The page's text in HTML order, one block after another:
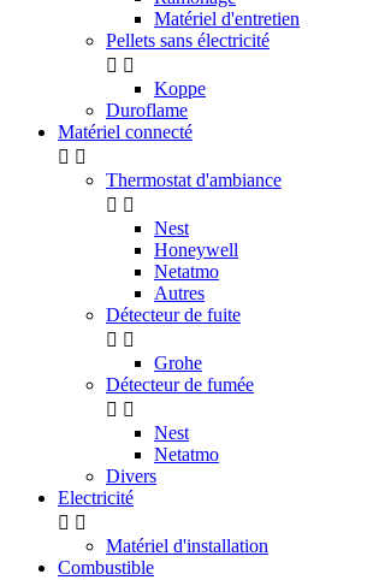
Matériel d'entretien
Pellets sans électricité
 
Koppe
Duroflame
Matériel connecté
 
Thermostat d'ambiance
 
Nest
Honeywell
Netatmo
Autres
Détecteur de fuite
 
Grohe
Détecteur de fumée
 
Nest
Netatmo
Divers
Electricité
 
Matériel d'installation
Combustible